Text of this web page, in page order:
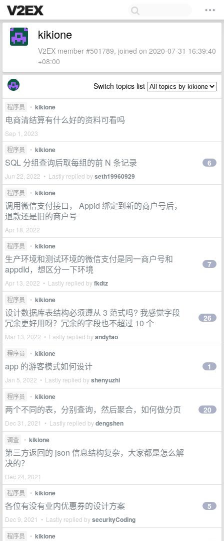
kikione
V2EX member #501789, joined on 2020-07-31 16:39:40
+08:00
Switch topics list
程序员 • kikione
电商清结算有什么好的资料可看吗
Sep 1, 2023
程序员
• kikione
SQL 分组查询后取每组的前 N 条记录
Jun 22, 2022 • Lastly replied byseth19960929
6
程序员 • kikione
调用微信支付接口， Appid 绑定到新的商户号后，
退款还是旧的商户号
Apr 18, 2022
程序员
• kikione
生产环境和测试环境的微信支付是同一商户号和
appdId，想区分一下环境
Apr 13, 2022 • Lastly replied byfkdtz
7
程序员 • kikione
设计数据库表结构必须遵从 3 范式吗? 我感觉字段
冗余更好用呀？冗余的字段也不超过 10 个
Mar 13, 2022 • Lastly replied byandytao
26
程序员 • kikione
app 的游客模式如何设计
Jan 5, 2022 • Lastly replied byshenyuzhi
1
程序员 • kikione
两个不同的表，分别查询，然后聚合，如何做分页
Dec 31, 2021 • Lastly replied bydengshen
20
调查 • kikione
第三方返回的 json 信息结构复杂，大家都是怎么解
决的？
Dec 24, 2021
程序员
• kikione
各位有没有业内优惠券的设计方案
Dec 9, 2021 • Lastly replied bysecurityCoding
5
程序员 • kikione